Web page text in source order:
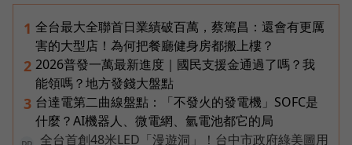
1 全台最大全聯首日業績破百萬，蔡篤昌：還會有更厲
害的大型店！為何把餐廳健身房都搬上樓？
2 2026普發一萬最新進度｜國民支援金通過了嗎？我
能領嗎？地方發錢大盤點
3 台達電第二曲線盤點：「不發火的發電機」SOFC是
什麼？AI機器人、微電網、氫電池都它的局
全台首創48米LED「漫遊洞」！台中市政府綠美圖用